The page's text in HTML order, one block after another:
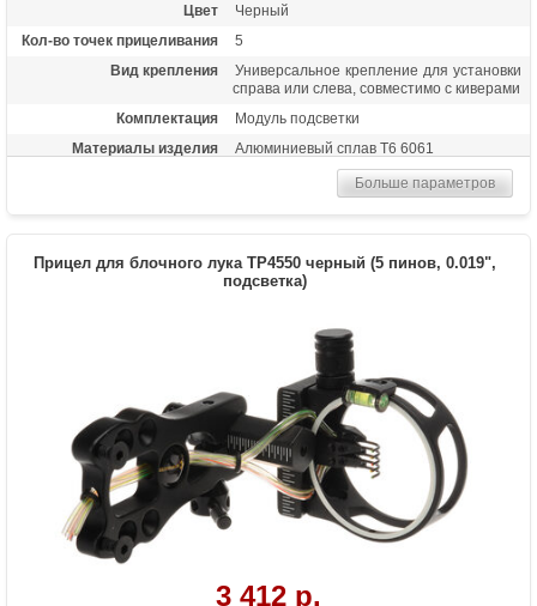
Цвет
Черный
Кол-во точек прицеливания
5
Вид крепления
Универсальное крепление для установки
справа или слева, совместимо с киверами
Комплектация
Модуль подсветки
Материалы изделия
Алюминиевый сплав Т6 6061
Яркие удлиненные метки из
оптоволокна, пузырьковый уровень,
регулировка по 3 осям (горизонт и
вертикаль микрорегулировки с щелчками,
использования инструментов
Больше параметров
Прицел для блочного лука TP4550 черный (5 пинов, 0.019",
подсветка)
3 412 р.